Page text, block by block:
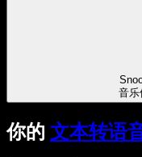
音乐
你的 文本转语